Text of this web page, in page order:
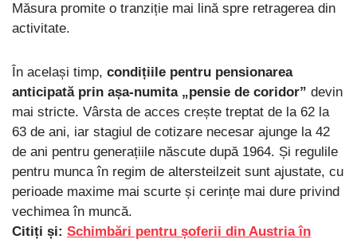
Măsura promite o tranziție mai lină spre retragerea din
activitate.
În același timp, condițiile pentru pensionarea
anticipată prin așa-numita „pensie de coridor” devin
mai stricte. Vârsta de acces crește treptat de la 62 la
63 de ani, iar stagiul de cotizare necesar ajunge la 42
de ani pentru generațiile născute după 1964. Și regulile
pentru munca în regim de altersteilzeit sunt ajustate, cu
perioade maxime mai scurte și cerințe mai dure privind
vechimea în muncă.
Citiți și: Schimbări pentru șoferii din Austria în